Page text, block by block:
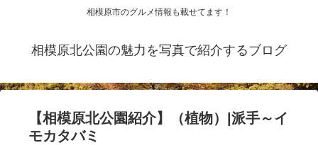
相模原市のグルメ情報も載せてます！
相模原北公園の魅力を写真で紹介するブログ
【相模原北公園紹介】（植物）|派手～イ
モカタバミ